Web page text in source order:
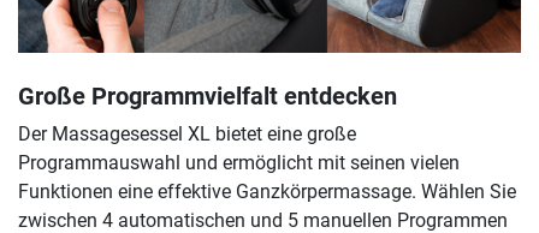
Große Programmvielfalt entdecken
Der Massagesessel XL bietet eine große
Programmauswahl und ermöglicht mit seinen vielen
Funktionen eine effektive Ganzkörpermassage. Wählen Sie
zwischen 4 automatischen und 5 manuellen Programmen